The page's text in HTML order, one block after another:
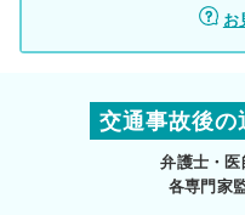
お
交通事故後
弁護士・医
各専門家